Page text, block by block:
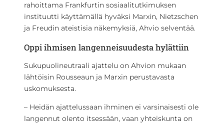
rahoittama Frankfurtin sosiaalitutkimuksen
instituutti käyttämällä hyväksi Marxin, Nietzschen
ja Freudin ateistisia näkemyksiä, Ahvio selventää.
Oppi ihmisen langenneisuudesta hylättiin
Sukupuolineutraali ajattelu on Ahvion mukaan
lähtöisin Rousseaun ja Marxin perustavasta
uskomuksesta.
– Heidän ajattelussaan ihminen ei varsinaisesti ole
langennut olento itsessään, vaan yhteiskunta on